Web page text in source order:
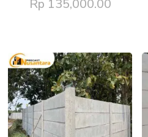
Rp 135,000.00